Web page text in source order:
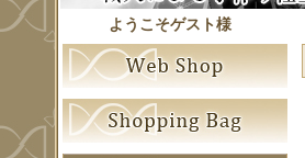
ようこそゲスト様